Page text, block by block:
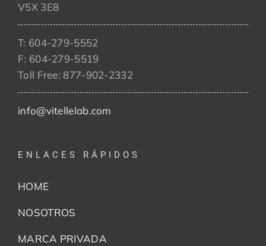
V5X 3E8
T: 604-279-5552
F: 604-279-5519
Toll Free: 877-902-2332
info@vitellelab.com
ENLACES RÁPIDOS
HOME
NOSOTROS
MARCA PRIVADA